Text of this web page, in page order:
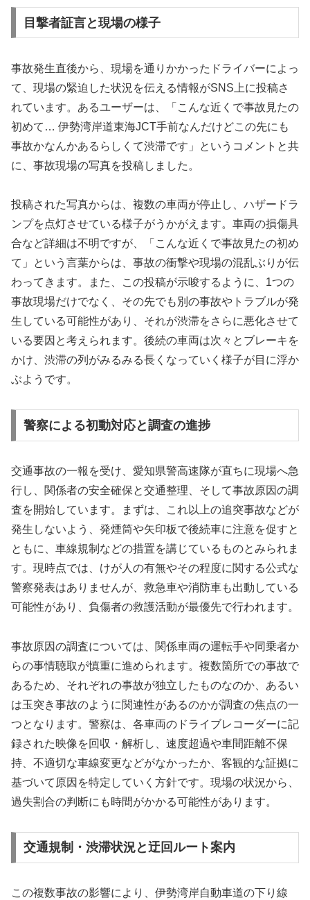
目撃者証言と現場の様子
事故発生直後から、現場を通りかかったドライバーによっ
て、現場の緊迫した状況を伝える情報がSNS上に投稿さ
れています。あるユーザーは、「こんな近くで事故見たの
初めて… 伊勢湾岸道東海JCT手前なんだけどこの先にも
事故かなんかあるらしくて渋滞です」というコメントと共
に、事故現場の写真を投稿しました。
投稿された写真からは、複数の車両が停止し、ハザードラ
ンプを点灯させている様子がうかがえます。車両の損傷具
合など詳細は不明ですが、「こんな近くで事故見たの初め
て」という言葉からは、事故の衝撃や現場の混乱ぶりが伝
わってきます。また、この投稿が示唆するように、1つの
事故現場だけでなく、その先でも別の事故やトラブルが発
生している可能性があり、それが渋滞をさらに悪化させて
いる要因と考えられます。後続の車両は次々とブレーキを
かけ、渋滞の列がみるみる長くなっていく様子が目に浮か
ぶようです。
警察による初動対応と調査の進捗
交通事故の一報を受け、愛知県警高速隊が直ちに現場へ急
行し、関係者の安全確保と交通整理、そして事故原因の調
査を開始しています。まずは、これ以上の追突事故などが
発生しないよう、発煙筒や矢印板で後続車に注意を促すと
ともに、車線規制などの措置を講じているものとみられま
す。現時点では、けが人の有無やその程度に関する公式な
警察発表はありませんが、救急車や消防車も出動している
可能性があり、負傷者の救護活動が最優先で行われます。
事故原因の調査については、関係車両の運転手や同乗者か
らの事情聴取が慎重に進められます。複数箇所での事故で
あるため、それぞれの事故が独立したものなのか、あるい
は玉突き事故のように関連性があるのかが調査の焦点の一
つとなります。警察は、各車両のドライブレコーダーに記
録された映像を回収・解析し、速度超過や車間距離不保
持、不適切な車線変更などがなかったか、客観的な証拠に
基づいて原因を特定していく方針です。現場の状況から、
過失割合の判断にも時間がかかる可能性があります。
交通規制・渋滞状況と迂回ルート案内
この複数事故の影響により、伊勢湾岸自動車道の下り線